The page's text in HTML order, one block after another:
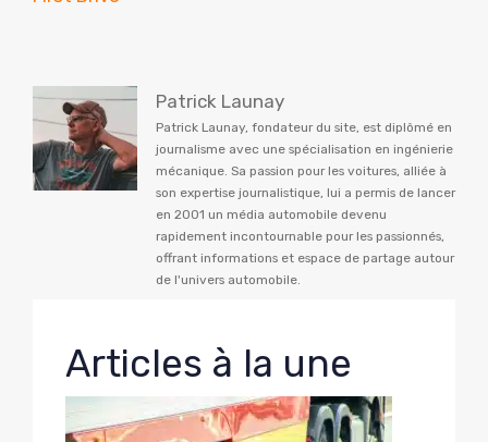
Patrick Launay
Patrick Launay, fondateur du site, est diplômé en
journalisme avec une spécialisation en ingénierie
mécanique. Sa passion pour les voitures, alliée à
son expertise journalistique, lui a permis de lancer
en 2001 un média automobile devenu
rapidement incontournable pour les passionnés,
offrant informations et espace de partage autour
de l'univers automobile.
Articles à la une